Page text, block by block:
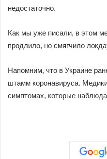
недостаточно.
Как мы уже писали, в этом
продлило, но смягчило
Напомним, что в Украине
штамм коронавируса.
симптомах, которые